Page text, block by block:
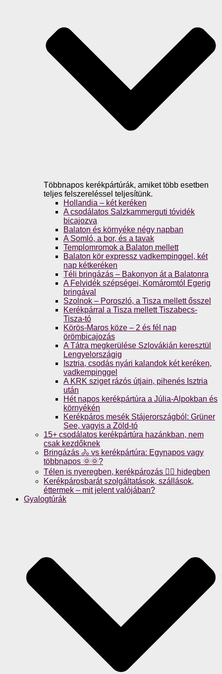
Többnapos kerékpártúrák, amiket több esetben
teljes felszereléssel teljesítünk.
Hollandia – két keréken
A csodálatos Salzkammerguti tóvidék
bicajozva
Balaton és környéke négy napban
A Somló, a bor, és a tavak
Templomromok a Balaton mellett
Balaton kör expressz vadkempinggel, két
nap kétkeréken
Téli bringázás – Bakonyon át a Balatonra
A Felvidék szépségei, Komáromtól Egerig
bringával
Szolnok – Poroszló, a Tisza mellett ősszel
Kerékpárral a Tisza mellett Tiszabecs-
Tisza-tó
Körös-Maros köze – 2 és fél nap
örömbicajozás
A Tátra megkerülése Szlovákián keresztül
Lengyelországig
Isztria, csodás nyári kalandok két keréken,
vadkempinggel
A KRK sziget rázós útjain, pihenés Isztria
után
Hét napos kerékpártúra a Júlia-Alpokban és
környékén
Kerékpáros mesék Stájerországból: Grüner
See, vagyis a Zöld-tó
15+ csodálatos kerékpártúra hazánkban, nem
csak kezdőknek
Bringázás 🚴 vs kerékpártúra: Egynapos vagy
többnapos 🌞🌞?
Télen is nyeregben, kerékpározás 🚴‍♀️ hidegben
Kerékpárosbarát szolgáltatások, szállások,
éttermek – mit jelent valójában?
Gyalogtúrák